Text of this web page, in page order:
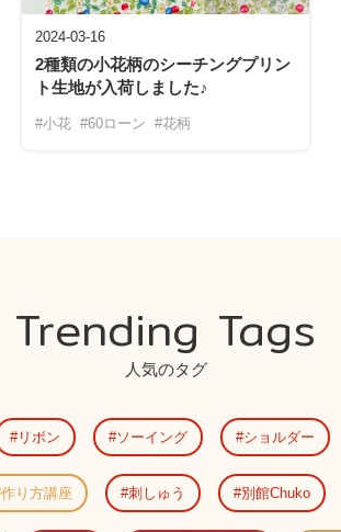
2024-03-16
2種類の小花柄のシーチングプリン
ト生地が入荷しました♪
#小花 #60ローン #花柄
Trending Tags
人気のタグ
リボン ソーイング ショルダー
作り方講座 刺しゅう 別館Chuko